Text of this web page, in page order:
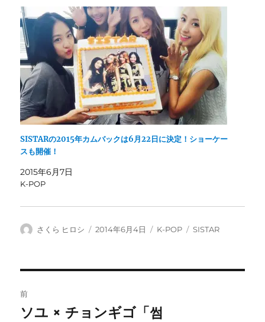
SISTARの2015年カムバックは6月22日に決定！ショーケー
スも開催！
2015年6月7日
K-POP
投
さくら ヒロシ
投
2014年6月4日
カ
K-POP
タ
SISTAR
稿
前
前
ソユ × チョンギゴ「썸